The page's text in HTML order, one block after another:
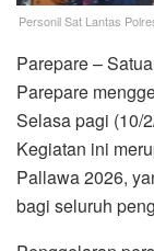
Personil Sat Lantas
Parepare –
Parepare
Selasa pagi (10/
Kegiatan ini
Pallawa 2026,
bagi seluruh